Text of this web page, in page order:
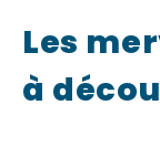
Les
à